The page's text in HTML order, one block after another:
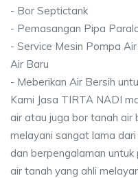
- Bor Septictank
- Pemasangan Pipa
- Service Mesin Pompa
Air Baru
- Meberikan Air Bersih
Kami Jasa TIRTA NADI
air atau juga bor tanah air
melayani sangat lama
dan berpengalaman
air tanah yang ahli